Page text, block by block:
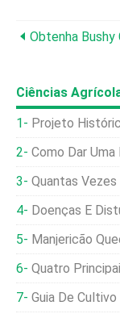
Ciências
Projeto Histórico De
Como Dar Uma
Quantas
Doenças E
Manjericão Queenette
Quatro Principais
Guia De